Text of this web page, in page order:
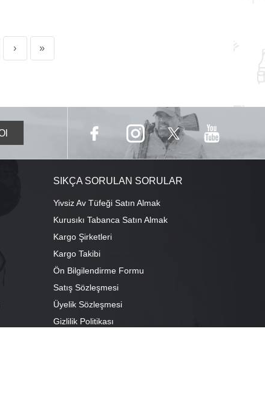
› »
SIKÇA SORULAN SORULAR
Yivsiz Av Tüfeği Satın Almak
Kurusıkı Tabanca Satın Almak
Kargo Şirketleri
Kargo Takibi
Ön Bilgilendirme Formu
Satış Sözleşmesi
Üyelik Sözleşmesi
Gizlilik Politikası